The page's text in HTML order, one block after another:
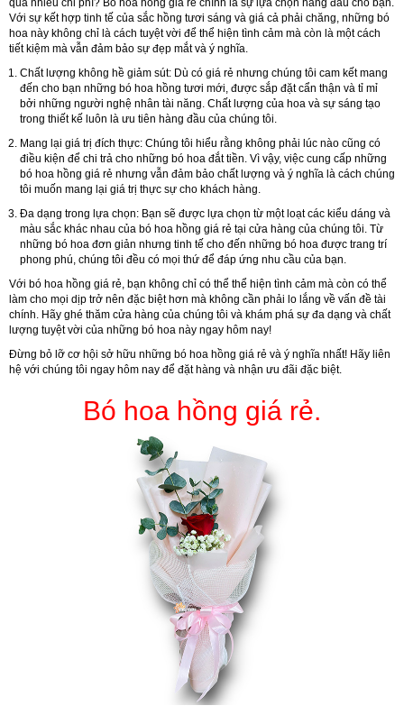
quá nhiều chi phí? Bó hoa hồng giá rẻ chính là sự lựa chọn hàng đầu cho bạn.
Với sự kết hợp tinh tế của sắc hồng tươi sáng và giá cả phải chăng, những bó
hoa này không chỉ là cách tuyệt vời để thể hiện tình cảm mà còn là một cách
tiết kiệm mà vẫn đảm bảo sự đẹp mắt và ý nghĩa.
Chất lượng không hề giảm sút: Dù có giá rẻ nhưng chúng tôi cam kết mang
đến cho bạn những bó hoa hồng tươi mới, được sắp đặt cẩn thận và tỉ mỉ
bởi những người nghệ nhân tài năng. Chất lượng của hoa và sự sáng tạo
trong thiết kế luôn là ưu tiên hàng đầu của chúng tôi.
Mang lại giá trị đích thực: Chúng tôi hiểu rằng không phải lúc nào cũng có
điều kiện để chi trả cho những bó hoa đắt tiền. Vì vậy, việc cung cấp những
bó hoa hồng giá rẻ nhưng vẫn đảm bảo chất lượng và ý nghĩa là cách chúng
tôi muốn mang lại giá trị thực sự cho khách hàng.
Đa dạng trong lựa chọn: Bạn sẽ được lựa chọn từ một loạt các kiểu dáng và
màu sắc khác nhau của bó hoa hồng giá rẻ tại cửa hàng của chúng tôi. Từ
những bó hoa đơn giản nhưng tinh tế cho đến những bó hoa được trang trí
phong phú, chúng tôi đều có mọi thứ để đáp ứng nhu cầu của bạn.
Với bó hoa hồng giá rẻ, bạn không chỉ có thể thể hiện tình cảm mà còn có thể
làm cho mọi dịp trở nên đặc biệt hơn mà không cần phải lo lắng về vấn đề tài
chính. Hãy ghé thăm cửa hàng của chúng tôi và khám phá sự đa dạng và chất
lượng tuyệt vời của những bó hoa này ngay hôm nay!
Đừng bỏ lỡ cơ hội sở hữu những bó hoa hồng giá rẻ và ý nghĩa nhất! Hãy liên
hệ với chúng tôi ngay hôm nay để đặt hàng và nhận ưu đãi đặc biệt.
Bó hoa hồng giá rẻ.